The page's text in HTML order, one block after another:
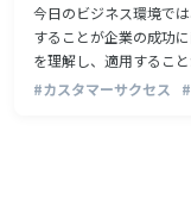
今日のビジネス環境で
することが企業の成功
を理解し、適用するこ
#カスタマーサクセス